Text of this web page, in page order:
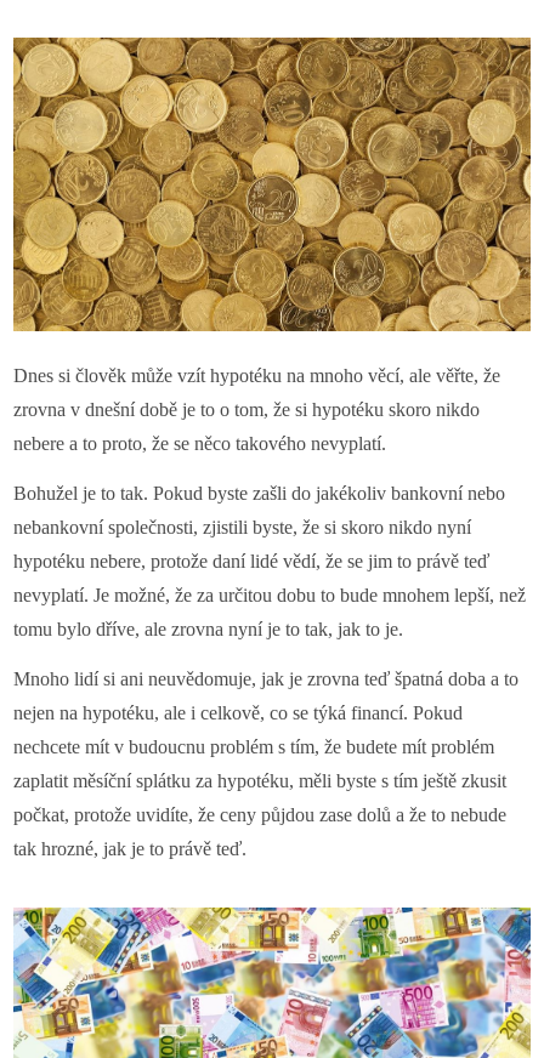
Dnes si člověk může vzít hypotéku na mnoho věcí, ale věřte, že
zrovna v dnešní době je to o tom, že si hypotéku skoro nikdo
nebere a to proto, že se něco takového nevyplatí.
Bohužel je to tak. Pokud byste zašli do jakékoliv bankovní nebo
nebankovní společnosti, zjistili byste, že si skoro nikdo nyní
hypotéku nebere, protože daní lidé vědí, že se jim to právě teď
nevyplatí. Je možné, že za určitou dobu to bude mnohem lepší, než
tomu bylo dříve, ale zrovna nyní je to tak, jak to je.
Mnoho lidí si ani neuvědomuje, jak je zrovna teď špatná doba a to
nejen na hypotéku, ale i celkově, co se týká financí.Pokud
nechcete mít v budoucnu problém s tím, že budete mít problém
zaplatit měsíční splátku za hypotéku, měli byste s tím ještě zkusit
počkat, protože uvidíte, že ceny půjdou zase dolů a že to nebude
tak hrozné, jak je to právě teď.